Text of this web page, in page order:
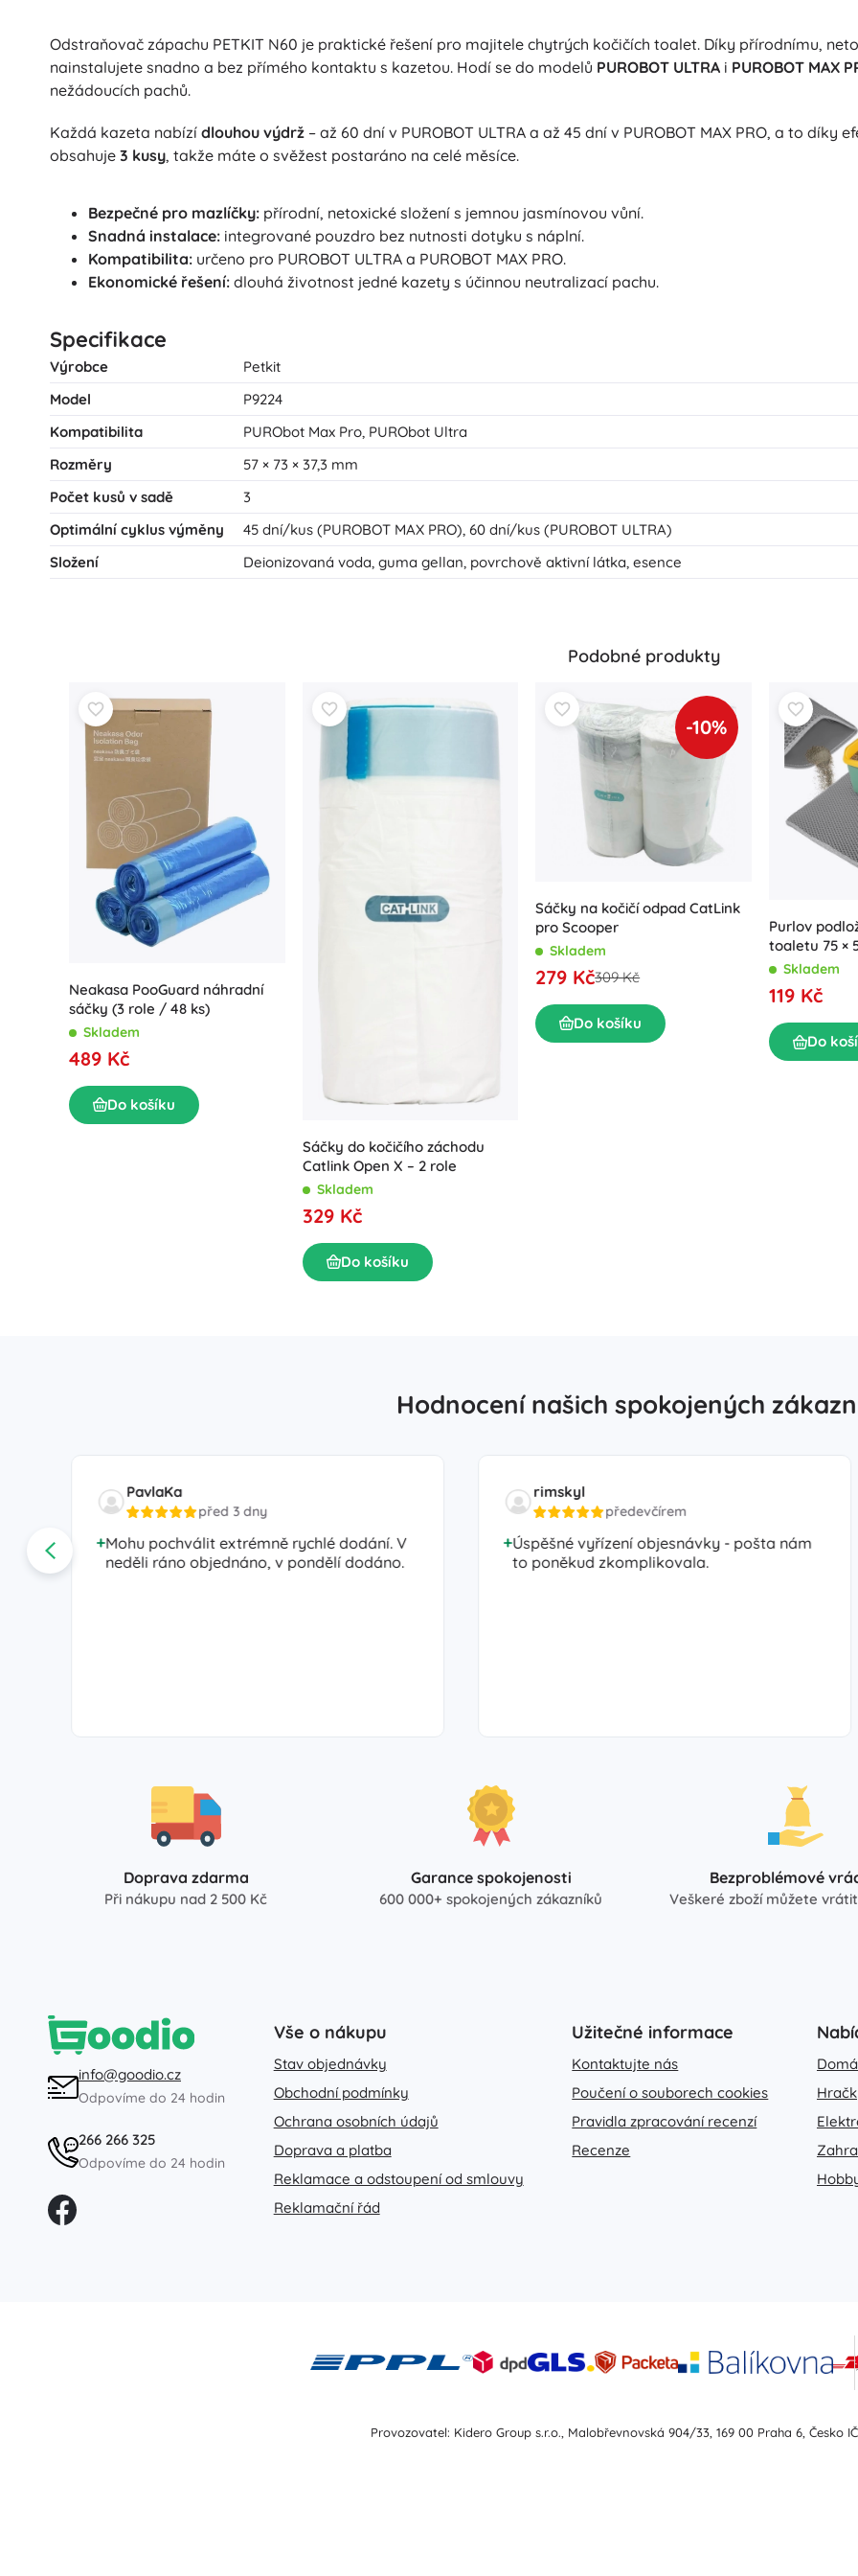
Odstraňovač zápachu PETKIT N60 je praktické řešení pro majitele chytrých kočičích toalet. Díky přírodnímu,
nainstalujete snadno a bez přímého kontaktu s kazetou. Hodí se do modelů PUROBOT ULTRA i PUROBOT MAX
nežádoucích pachů.
Každá kazeta nabízí dlouhou výdrž – až 60 dní v PUROBOT ULTRA a až 45 dní v PUROBOT MAX PRO, a to
obsahuje 3 kusy, takže máte o svěžest postaráno na celé měsíce.
Bezpečné pro mazlíčky: přírodní, netoxické složení s jemnou jasmínovou vůní.
Snadná instalace: integrované pouzdro bez nutnosti dotyku s náplní.
Kompatibilita: určeno pro PUROBOT ULTRA a PUROBOT MAX PRO.
Ekonomické řešení: dlouhá životnost jedné kazety s účinnou neutralizací pachu.
Specifikace
Výrobce
Petkit
Model
P9224
Kompatibilita
PURObot Max Pro, PURObot Ultra
Rozměry
57 × 73 × 37,3 mm
Počet kusů v sadě
3
Optimální cyklus výměny
45 dní/kus (PUROBOT MAX PRO), 60 dní/kus (PUROBOT ULTRA)
Složení
Deionizovaná voda, guma gellan, povrchově aktivní látka, esence
Podobné produkty
Neakasa PooGuard náhradní
sáčky (3 role / 48 ks)
Skladem
489 Kč
Do košíku
Sáčky do kočičího záchodu
Catlink Open X – 2 role
Skladem
329 Kč
Do košíku
-10%
Sáčky na kočičí odpad CatLink
pro Scooper
Skladem
279 Kč309 Kč
Do košíku
Purlov
toaletu 75 ×
dvouvrstvá
Skladem
119 Kč
Do
Hodnocení našich spokojených
PavlaKa
před 3 dny
Mohu pochválit extrémně rychlé dodání. V
neděli ráno objednáno, v pondělí dodáno.
rimskyl
předevčírem
Úspěšné vyřízení objesnávky - pošta nám
to poněkud zkomplikovala.
Doprava zdarma
Při nákupu nad 2 500 Kč
Garance spokojenosti
600 000+ spokojených zákazníků
Bezproblémové
Veškeré zboží můžete
info@goodio.cz
Odpovíme do 24 hodin
266 266 325
Odpovíme do 24 hodin
Vše o nákupu
Stav objednávky
Obchodní podmínky
Ochrana osobních údajů
Doprava a platba
Reklamace a odstoupení od smlouvy
Reklamační řád
Užitečné informace
Kontaktujte nás
Poučení o souborech cookies
Pravidla zpracování recenzí
Recenze
Provozovatel: Kidero Group s.r.o., Malobřevnovská 904/33, 169 00 Praha 6, Česko